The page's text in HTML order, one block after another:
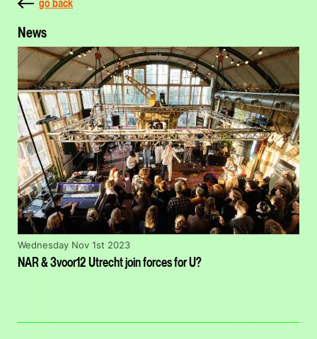
go back
News
NAR & 3voor12 Utrecht join forces for U?
Wednesday Nov 1st 2023